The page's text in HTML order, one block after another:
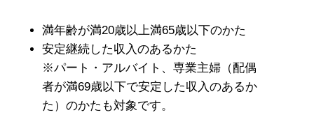
満年齢が満20歳以上満65歳以下のかた
安定継続した収入のあるかた
※パート・アルバイト、専業主婦（配偶
者が満69歳以下で安定した収入のあるか
た）のかたも対象です。